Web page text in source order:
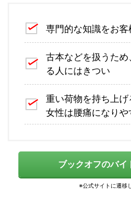
専門的な知識をお
古本などを扱うた
る人にはきつい
重い荷物を持ち上
女性は腰痛になりや
ブックオフのバイ